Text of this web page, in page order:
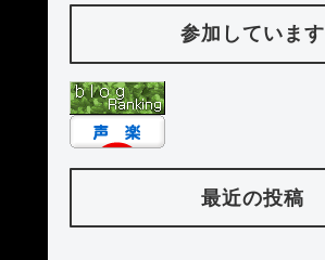
参加しています
最近の投稿